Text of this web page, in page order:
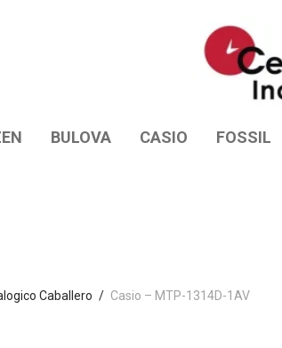
BULOVA CASIO FOSSIL
Caballero / Casio – MTP-1314D-1AV